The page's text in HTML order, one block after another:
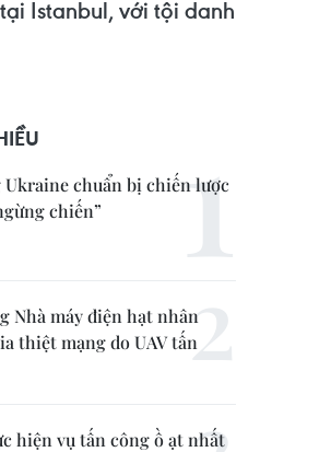
Istanbul, với tội danh
chuẩn bị chiến lược
chiến”
Nhà máy điện hạt nhân
thiệt mạng do UAV tấn
hiện vụ tấn công ồ ạt nhất